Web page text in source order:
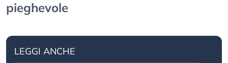
pieghevole
LEGGI ANCHE